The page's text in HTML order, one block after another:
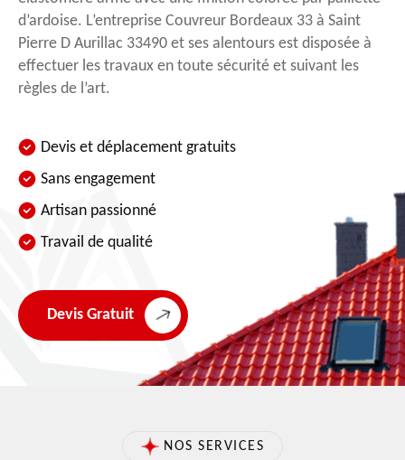
d’ardoise. L’entreprise Couvreur Bordeaux 33 à Saint
Pierre D Aurillac 33490 et ses alentours est disposée à
effectuer les travaux en toute sécurité et suivant les
règles de l’art.
Devis et déplacement gratuits
Sans engagement
Artisan passionné
Travail de qualité
Devis Gratuit
NOS SERVICES